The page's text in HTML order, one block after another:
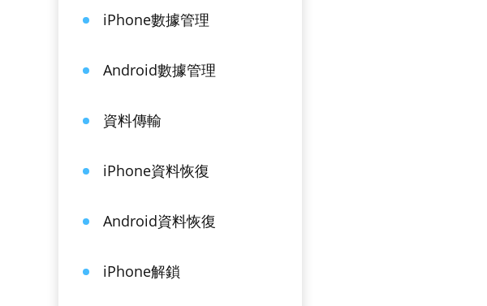
iPhone數據管理
Android數據管理
資料傳輸
iPhone資料恢復
Android資料恢復
iPhone解鎖